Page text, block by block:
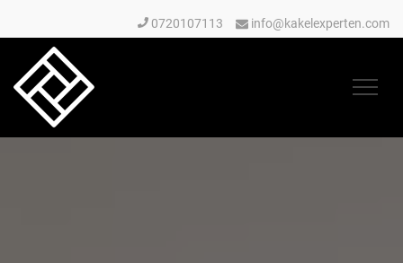
0720107113 info@kakelexperten.com